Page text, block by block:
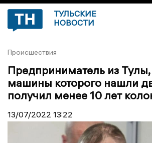
ТУЛЬСКИЕ
НОВОСТИ
Происшествия
Предприниматель из
машины которого нашли
получил менее 10 лет
13/07/2022 13:22